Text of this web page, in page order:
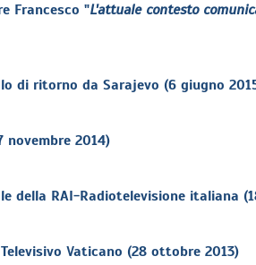
Francesco "L'attuale contesto
di ritorno da Sarajevo (6 giugno
novembre 2014)
della RAI-Radiotelevisione italiana
Vaticano (28 ottobre 2013)